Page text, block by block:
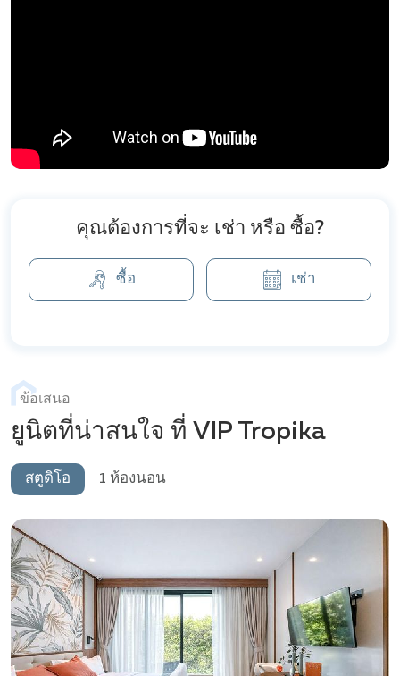
คุณต้องการที่จะ เช่า หรือ ซื้อ?
ซื้อ เช่า
ข้อเสนอ
ยูนิตที่น่าสนใจ ที่ VIP Tropika
สตูดิโอ 1 ห้องนอน